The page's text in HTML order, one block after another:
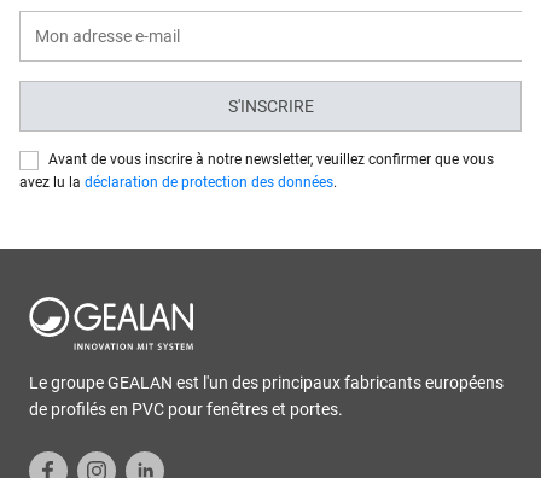
S'INSCRIRE
Avant de vous inscrire à notre newsletter, veuillez confirmer que vous
avez lu la déclaration de protection des données.
Le groupe GEALAN est l'un des principaux fabricants européens
de profilés en PVC pour fenêtres et portes.